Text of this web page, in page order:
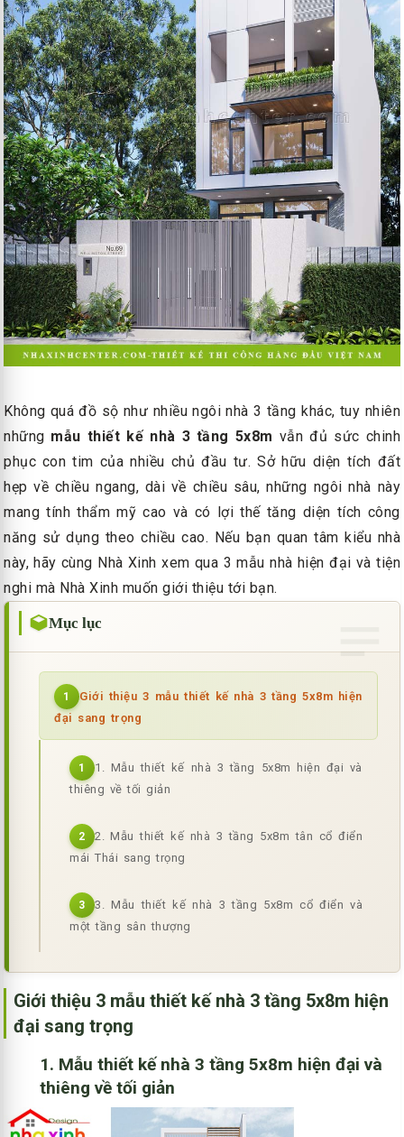
Không quá đồ sộ như nhiều ngôi nhà 3 tầng khác, tuy nhiên
những mẫu thiết kế nhà 3 tầng 5x8m vẫn đủ sức chinh
phục con tim của nhiều chủ đầu tư. Sở hữu diện tích đất
hẹp về chiều ngang, dài về chiều sâu, những ngôi nhà này
mang tính thẩm mỹ cao và có lợi thế tăng diện tích công
năng sử dụng theo chiều cao. Nếu bạn quan tâm kiểu nhà
này, hãy cùng Nhà Xinh xem qua 3 mẫu nhà hiện đại và tiện
nghi mà Nhà Xinh muốn giới thiệu tới bạn.
Mục lục
1
Giới thiệu 3 mẫu thiết kế nhà 3 tầng 5x8m hiện
đại sang trọng
1
1. Mẫu thiết kế nhà 3 tầng 5x8m hiện đại và
thiêng về tối giản
2
2. Mẫu thiết kế nhà 3 tầng 5x8m tân cổ điển
mái Thái sang trọng
3
3. Mẫu thiết kế nhà 3 tầng 5x8m cổ điển và
một tầng sân thượng
Giới thiệu 3 mẫu thiết kế nhà 3 tầng 5x8m hiện
đại sang trọng
1. Mẫu thiết kế nhà 3 tầng 5x8m hiện đại và
thiêng về tối giản